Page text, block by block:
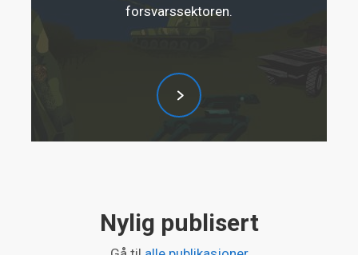
forsvarssektoren.
Nylig publisert